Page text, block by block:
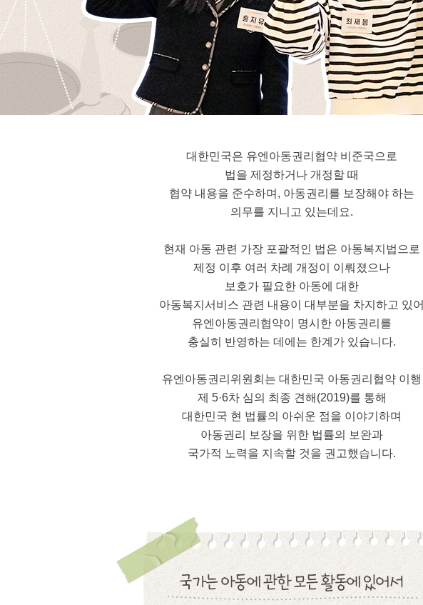
대한민국은 유엔아동권리협약 비준국으로
법을 제정하거나 개정할 때
협약 내용을 준수하며, 아동권리를 보장해야 하는
의무를 지니고 있는데요.
현재 아동 관련 가장 포괄적인 법은 아동복지법으로
제정 이후 여러 차례 개정이 이뤄졌으나
보호가 필요한 아동에 대한
아동복지서비스 관련 내용이 대부분을 차지하고 있어
유엔아동권리협약이 명시한 아동권리를
충실히 반영하는 데에는 한계가 있습니다.
유엔아동권리위원회는 대한민국 아동권리협약 이행
제 5·6차 심의 최종 견해(2019)를 통해
대한민국 현 법률의 아쉬운 점을 이야기하며
아동권리 보장을 위한 법률의 보완과
국가적 노력을 지속할 것을 권고했습니다.